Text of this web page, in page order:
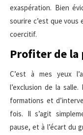
exaspération. Bien
sourire c’est que vous
coercitif.
Profiter de la
C’est à mes yeux
l’exclusion de la
formations et
fois. Il s’agit
pause, et à l’écart du